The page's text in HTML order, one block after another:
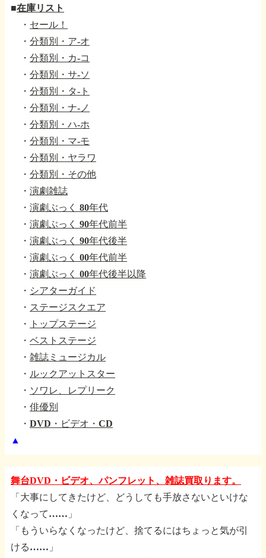
■在庫リスト
・ セール！
・ 分類別・ア-オ
・ 分類別・カ-コ
・ 分類別・サ-ソ
・ 分類別・タ-ト
・ 分類別・ナ-ノ
・ 分類別・ハ-ホ
・ 分類別・マ-モ
・ 分類別・ヤラワ
・ 分類別・その他
・ 演劇雑誌
・ 演劇ぶっく 80年代
・ 演劇ぶっく 90年代前半
・ 演劇ぶっく 90年代後半
・ 演劇ぶっく 00年代前半
・ 演劇ぶっく 00年代後半以降
・ シアターガイド
・ ステージスクエア
・
トップステージ
・ ベストステージ
・ 雑誌ミュージカル
・ ルックアットスター
・ ソワレ、レプリーク
・ 俳優別
・ DVD・ビデオ・CD
▲
舞台DVD・ビデオ、パンフレット、雑誌買取ります。
「大事にしてきたけど、どうしても手放さないといけな
くなって……」
「もういらなくなったけど、捨てるにはちょっと気が引
ける……」